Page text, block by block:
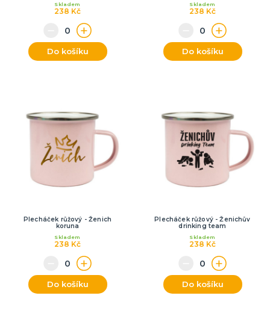
238 Kč
Skladem
Do košíku
238 Kč
Skladem
Do košíku
Plecháček růžový - Ženich
koruna
238 Kč
Skladem
Do košíku
Plecháček růžový - Ženichův
drinking team
238 Kč
Skladem
Do košíku